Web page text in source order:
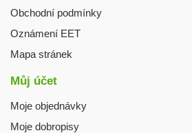
Obchodní podmínky
Oznámení EET
Mapa stránek
Můj účet
Moje objednávky
Moje dobropisy